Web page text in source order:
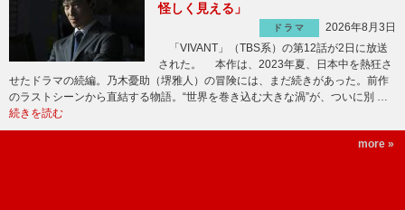
怪しく見える」
ドラマ
2026年8月3日
「VIVANT」（TBS系）の第12話が2日に放送
された。 本作は、2023年夏、日本中を熱狂さ
せたドラマの続編。乃木憂助（堺雅人）の冒険には、まだ続きがあった。前作
のラストシーンから直結する物語。“世界を巻き込む大きな渦”が、ついに別 …
続きを読む
more »